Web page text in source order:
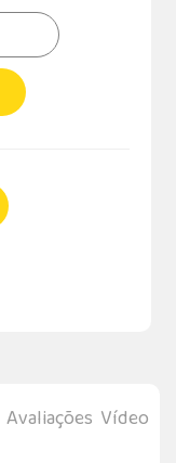
Avaliações Vídeo